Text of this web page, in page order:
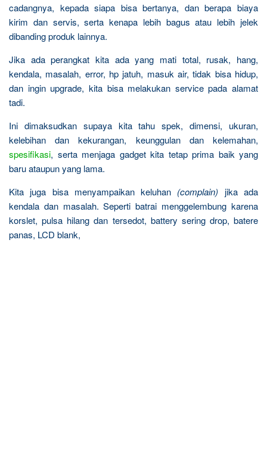
cadangnya, kepada siapa bisa bertanya, dan berapa biaya
kirim dan servis, serta kenapa lebih bagus atau lebih jelek
dibanding produk lainnya.
Jika ada perangkat kita ada yang mati total, rusak, hang,
kendala, masalah, error, hp jatuh, masuk air, tidak bisa hidup,
dan ingin upgrade, kita bisa melakukan service pada alamat
tadi.
Ini dimaksudkan supaya kita tahu spek, dimensi, ukuran,
kelebihan dan kekurangan, keunggulan dan kelemahan,
spesifikasi, serta menjaga gadget kita tetap prima baik yang
baru ataupun yang lama.
Kita juga bisa menyampaikan keluhan (complain) jika ada
kendala dan masalah. Seperti batrai menggelembung karena
korslet, pulsa hilang dan tersedot, battery sering drop, batere
panas, LCD blank,